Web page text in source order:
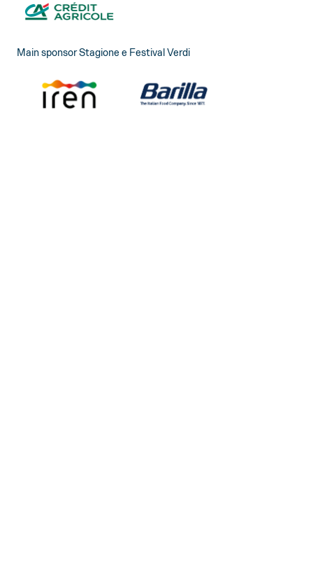
Main sponsor Stagione e Festival Verdi